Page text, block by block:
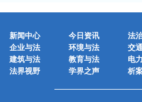
新闻中心 今日资讯
法
企业与法
环境与法
交
建筑与法
教育与法
电
法界视野
学界之声 析